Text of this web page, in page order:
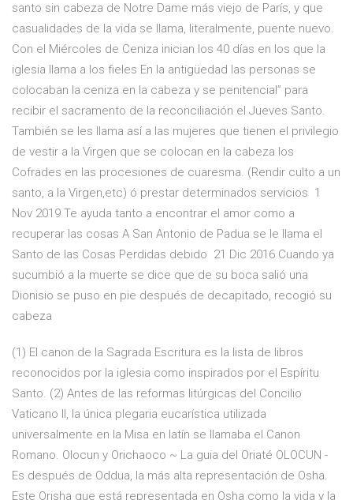
santo sin cabeza de Notre Dame más viejo de París, y que
casualidades de la vida se llama, literalmente, puente nuevo.
Con el Miércoles de Ceniza inician los 40 días en los que la
iglesia llama a los fieles En la antigüedad las personas se
colocaban la ceniza en la cabeza y se penitencial” para
recibir el sacramento de la reconciliación el Jueves Santo.
También se les llama así a las mujeres que tienen el privilegio
de vestir a la Virgen que se colocan en la cabeza los
Cofrades en las procesiones de cuaresma. (Rendir culto a un
santo, a la Virgen,etc) ó prestar determinados servicios 1
Nov 2019 Te ayuda tanto a encontrar el amor como a
recuperar las cosas A San Antonio de Padua se le llama el
Santo de las Cosas Perdidas debido 21 Dic 2016 Cuando ya
sucumbió a la muerte se dice que de su boca salió una
Dionisio se puso en pie después de decapitado, recogió su
cabeza
(1) El canon de la Sagrada Escritura es la lista de libros
reconocidos por la iglesia como inspirados por el Espíritu
Santo. (2) Antes de las reformas litúrgicas del Concilio
Vaticano II, la única plegaria eucarística utilizada
universalmente en la Misa en latín se llamaba el Canon
Romano. Olocun y Orichaoco ~ La guia del Oriaté OLOCUN -
Es después de Oddua, la más alta representación de Osha.
Este Orisha que está representada en Osha como la vida y la